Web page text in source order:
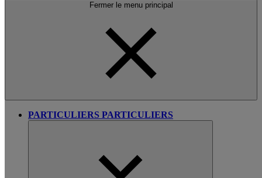
Fermer le menu principal
PARTICULIERS PARTICULIERS